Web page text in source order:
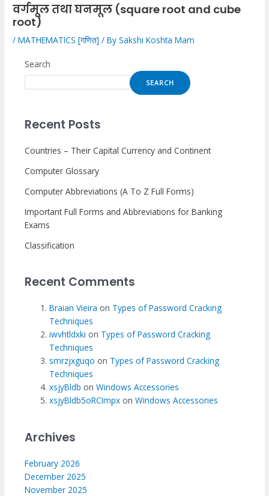
वर्गमूल तथा घनमूल (square root and cube
root)
/MATHEMATICS [गणित] / BySakshi Koshta Mam
Search
SEARCH
Recent Posts
Countries – Their Capital Currency and Continent
Computer Glossary
Computer Abbreviations (A To Z Full Forms)
Important Full Forms and Abbreviations for Banking
Exams
Classification
Recent Comments
Braian Vieira on Types of Password Cracking
Techniques
iwvhtldxki on Types of Password Cracking
Techniques
smrzjxguqo on Types of Password Cracking
Techniques
xsjyBldb onWindows Accessories
xsjyBldb5oRCImpx onWindows Accessories
Archives
February 2026
December 2025
November 2025